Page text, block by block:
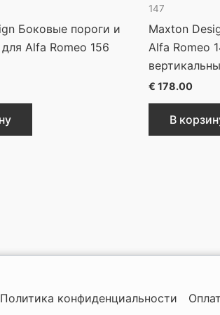
Боковые пороги и
Alfa Romeo 156
147
Maxton
Alfa Romeo
€ 178.00
В
Политика конфиденциальности